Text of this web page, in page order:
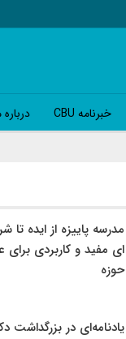
خبرنامه CBU درباره
مدرسه پاییزه از ایده
ای مفید و کاربردی برای
حوزه
یادنامه‌ای در بزرگداشت